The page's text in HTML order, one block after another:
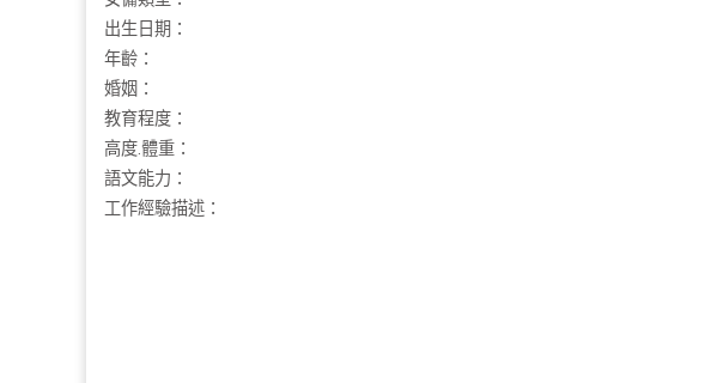
出生日期：
年齡：
婚姻：
教育程度：
高度.體重：
語文能力：
工作經驗描述：